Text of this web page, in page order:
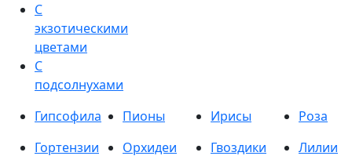
С
экзотическими
цветами
С
подсолнухами
Гипсофила
Пионы Ирисы
Роза
Гортензии
Орхидеи Гвоздики
Лилии